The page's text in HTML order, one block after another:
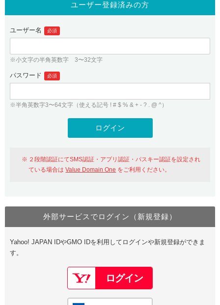
gTLDオークション NEW!
.jpドメインバックオーダー
プレミアムドメイン
人気ドメインの種類
WHOIS検索
紹介制度
バリュードメインAPI
ドメイン・ホスティングOEM
ログイン
従来のバリュードメインをご利用希望の方
Value Domainにログイン
おすすめ One レンタルサーバーを含む最新の機能を使う方
Value Domain Oneにログイン
Google
GMO ID Amazon
ユーザー登録
Value Domain Oneアカウント作成
以下でも登録可能
Google Yahoo!
ユーザー登録済みの方
ユーザー名 必須
※小文字の半角英数字 3〜32文字
パスワード 必須
※半角英数字3〜64文字（使える記号 ! # $ % & + - ? . @ ^）
２段階認証にてSMS認証・アプリ認証・パスキー認証を設定され
ている場合はValue Domain One をご利用ください。
外部サービスでログイン（新規登録）
Yahoo! JAPAN IDやGMO IDを利用してログインや新規登録ができま
す。